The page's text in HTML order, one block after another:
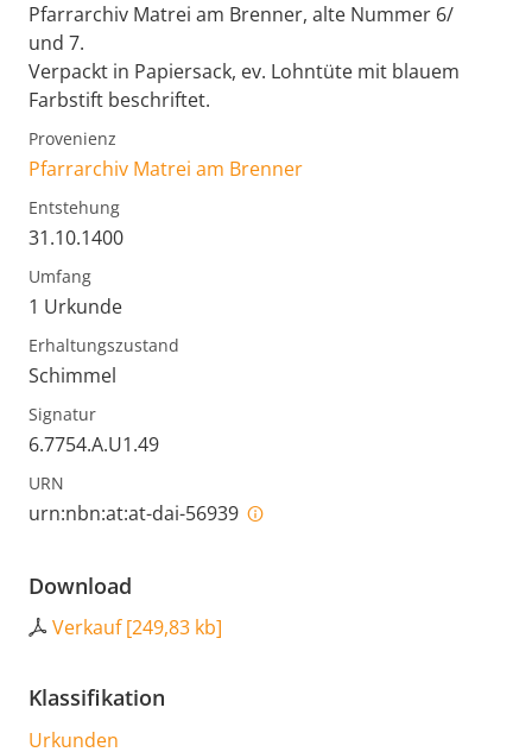
Pfarrarchiv Matrei am Brenner, alte Nummer 6/
und 7.
Verpackt in Papiersack, ev. Lohntüte mit blauem
Farbstift beschriftet.
Provenienz
Pfarrarchiv Matrei am Brenner
Entstehung
31.10.1400
Umfang
1 Urkunde
Erhaltungszustand
Schimmel
Signatur
6.7754.A.U1.49
URN
urn:nbn:at:at-dai-56939
Download
Verkauf[249,83 kb]
Klassifikation
Urkunden